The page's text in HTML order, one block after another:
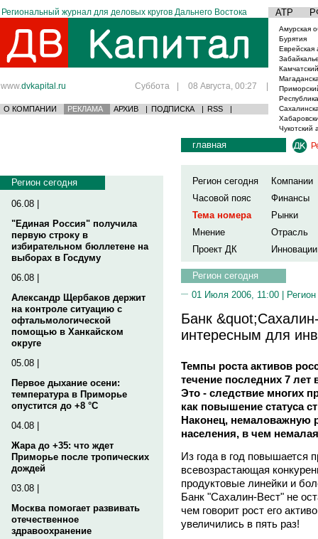
Региональный журнал для деловых кругов Дальнего Востока АТР
www.dvkapital.ru Суббота | 08 Августа, 00:27 |
О КОМПАНИИ РЕКЛАМА АРХИВ | ПОДПИСКА | RSS |
Амурская
Бурятия
Еврейская
Чукотский
Регион сегодня
06.08 |
"Единая Россия" получила
первую строку в
избирательном бюллетене на
выборах в Госдуму
06.08 |
Александр Щербаков держит
на контроле ситуацию с
офтальмологической
помощью в Ханкайском
округе
05.08 |
Первое дыхание осени:
температура в Приморье
опустится до +8 °C
04.08 |
Жара до +35: что ждет
Приморье после тропических
дождей
03.08 |
Москва помогает развивать
отечественное
здравоохранение
главная
Регион сегодня
Компании
Часовой пояс
Финансы
Тема номера
Рынки
Мнение
Отрасль
Проект ДК
Инновации
Регион сегодня
01 Июля 2006, 11:00 |
Банк
интересным для
Темпы роста активов
течение последних 7
Это - следствие многих
как повышение статуса
Наконец, немаловажную
населения, в чем
Из года в год повышается
всевозрастающая
продуктовые линейки и
Банк "Сахалин-Вест" не
чем говорит рост его
увеличились в пять раз!